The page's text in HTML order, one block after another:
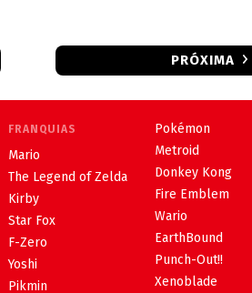
PRÓXIMA
FRANQUIAS
Mario
The Legend of Zelda
Kirby
Star Fox
F-Zero
Yoshi
Pikmin
Pokémon
Metroid
Donkey Kong
Fire Emblem
Wario
EarthBound
Punch-Out!!
Xenoblade